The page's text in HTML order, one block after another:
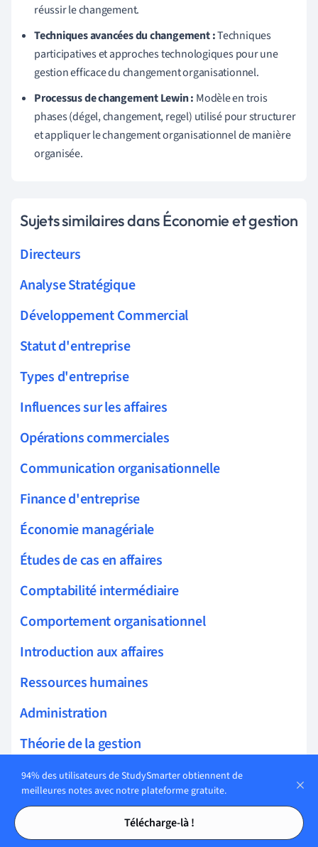
Tables des matières
Tables des matières
réussir le changement.
Techniques avancées du changement :Techniques
participatives et approches technologiques pour une
gestion efficace du changement organisationnel.
Processus de changement Lewin : Modèle en trois
phases (dégel, changement, regel) utilisé pour structurer
et appliquer le changement organisationnel de manière
organisée.
Sujets similaires dans Économie et gestion
Directeurs
Analyse Stratégique
Développement Commercial
Statut d'entreprise
Types d'entreprise
Influences sur les affaires
Opérations commerciales
Communication organisationnelle
Finance d'entreprise
Économie managériale
Études de cas en affaires
Comptabilité intermédiaire
Comportement organisationnel
Introduction aux affaires
Ressources humaines
Administration
Théorie de la gestion
Administration des affaires
Comptabilité et finance
Ventes
94% des utilisateurs de StudySmarter obtiennent de
meilleures notes avec notre plateforme gratuite.
Télécharge-là !